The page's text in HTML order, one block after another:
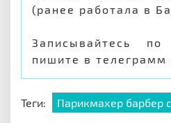
(ранее работала в
Записывайтесь
пишите в телеграмм
Теги: Парикмахер барбер